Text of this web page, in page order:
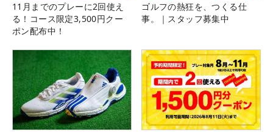
11月までのプレーに2回使え
る！コース限定3,500円クー
ポン配布中！
ゴルフの熱狂を、つくる仕
事。｜スタッフ募集中